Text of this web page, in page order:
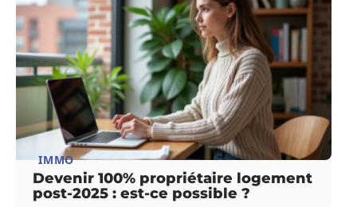
IMMO
Devenir 100% propriétaire logement
post-2025 : est-ce possible ?